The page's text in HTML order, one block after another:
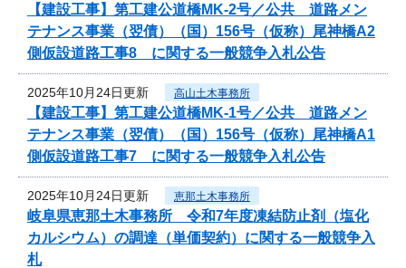
【建設工事】第工建公道橋MK-2号／公共 道路メン
テナンス事業（翌債）（国）156号（仮称）尾神橋A2
側仮設道路工事8 に関する一般競争入札公告
2025年10月24日更新 高山土木事務所
【建設工事】第工建公道橋MK-1号／公共 道路メン
テナンス事業（翌債）（国）156号（仮称）尾神橋A1
側仮設道路工事7 に関する一般競争入札公告
2025年10月24日更新 恵那土木事務所
岐阜県恵那土木事務所 令和7年度凍結防止剤（塩化
カルシウム）の調達（単価契約）に関する一般競争入
札